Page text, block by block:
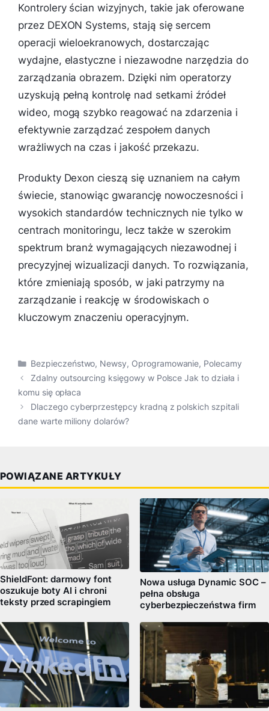
Kontrolery ścian wizyjnych, takie jak oferowane
przez DEXON Systems, stają się sercem
operacji wieloekranowych, dostarczając
wydajne, elastyczne i niezawodne narzędzia do
zarządzania obrazem. Dzięki nim operatorzy
uzyskują pełną kontrolę nad setkami źródeł
wideo, mogą szybko reagować na zdarzenia i
efektywnie zarządzać zespołem danych
wrażliwych na czas i jakość przekazu.
Produkty Dexon cieszą się uznaniem na całym
świecie, stanowiąc gwarancję nowoczesności i
wysokich standardów technicznych nie tylko w
centrach monitoringu, lecz także w szerokim
spektrum branż wymagających niezawodnej i
precyzyjnej wizualizacji danych. To rozwiązania,
które zmieniają sposób, w jaki patrzymy na
zarządzanie i reakcję w środowiskach o
kluczowym znaczeniu operacyjnym.
Kategorie
Bezpieczeństwo, Newsy, Oprogramowanie, Polecamy
Zdalny outsourcing księgowy w Polsce Jak to działa i
komu się opłaca
Dlaczego cyberprzestępcy kradną z polskich szpitali
dane warte miliony dolarów?
POWIĄZANE ARTYKUŁY
ShieldFont: darmowy font
oszukuje boty AI i chroni
teksty przed scrapingiem
Nowa usługa Dynamic SOC –
pełna obsługa
cyberbezpieczeństwa firm